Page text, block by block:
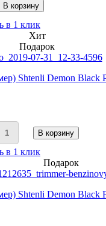
В корзину
в 1 клик
Хит
Подарок
Shtenli Demon Black
В корзину
в 1 клик
Подарок
Shtenli Demon Black